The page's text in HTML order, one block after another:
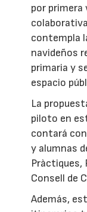
por primera
contempla
navideños
primaria y
espacio
La
piloto en
contará
y alumnas
Pràctiques,
Consell de
Además,